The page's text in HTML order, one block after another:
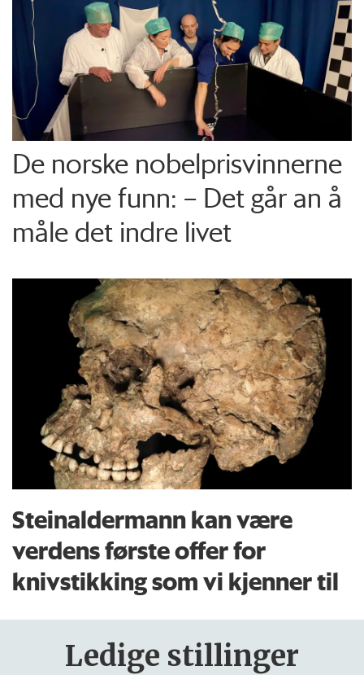
De norske nobelprisvinnerne
med nye funn: – Det går an å
måle det indre livet
Steinaldermann kan være
verdens første offer for
knivstikking som vi kjenner til
Ledige stillinger